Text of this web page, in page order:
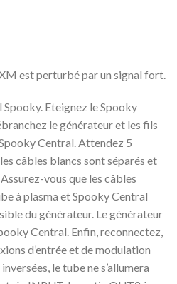
est perturbé par un signal fort.
Eteignez le Spooky
le générateur et les fils
Central. Attendez 5
câbles blancs sont séparés et
vous que les câbles
à plasma et Spooky Central
du générateur. Le générateur
Central. Enfin, reconnectez,
d’entrée et de modulation
le tube ne s’allumera